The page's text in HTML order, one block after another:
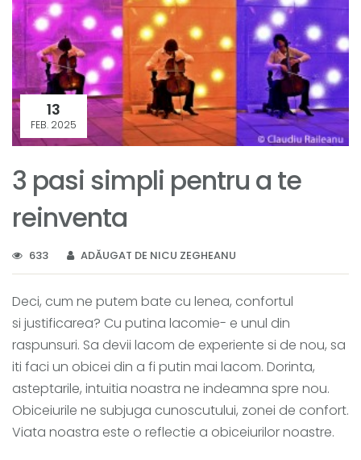
13
FEB. 2025
3 pasi simpli pentru a te
reinventa
633 ADĂUGAT DE NICU ZEGHEANU
Deci, cum ne putem bate cu lenea, confortul
si justificarea? Cu putina lacomie- e unul din
raspunsuri. Sa devii lacom de experiente si de nou, sa
iti faci un obicei din a fi putin mai lacom. Dorinta,
asteptarile, intuitia noastra ne indeamna spre nou.
Obiceiurile ne subjuga cunoscutului, zonei de confort.
Viata noastra este o reflectie a obiceiurilor noastre.